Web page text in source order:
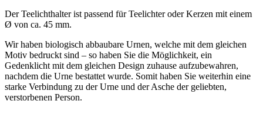
Der Teelichthalter ist passend für Teelichter oder Kerzen mit einem
Ø von ca. 45 mm.
Wir haben biologisch abbaubare Urnen, welche mit dem gleichen
Motiv bedruckt sind – so haben Sie die Möglichkeit, ein
Gedenklicht mit dem gleichen Design zuhause aufzubewahren,
nachdem die Urne bestattet wurde. Somit haben Sie weiterhin eine
starke Verbindung zu der Urne und der Asche der geliebten,
verstorbenen Person.